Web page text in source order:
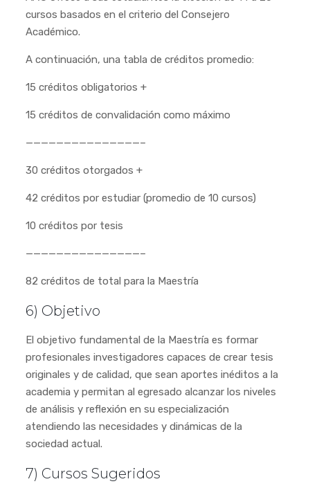
cursos basados en el criterio del Consejero
Académico.
A continuación, una tabla de créditos promedio:
15 créditos obligatorios +
15 créditos de convalidación como máximo
———————————————–
30 créditos otorgados +
42 créditos por estudiar (promedio de 10 cursos)
10 créditos por tesis
———————————————–
82 créditos de total para la Maestría
6) Objetivo
El objetivo fundamental de la Maestría es formar
profesionales investigadores capaces de crear tesis
originales y de calidad, que sean aportes inéditos a la
academia y permitan al egresado alcanzar los niveles
de análisis y reflexión en su especialización
atendiendo las necesidades y dinámicas de la
sociedad actual.
7) Cursos Sugeridos